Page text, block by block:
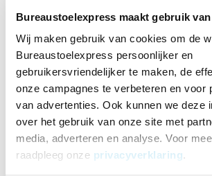
Bureaustoelexpress maakt gebruik
Wij maken gebruik van cookies om de
Bureaustoelexpress persoonlijker en
gebruikersvriendelijker te maken, de
onze campagnes te verbeteren en voor
van advertenties. Ook kunnen we deze
over het gebruik van onze site met
media, adverteren en analyse. Voor
raadpleeg onze privacyverklaring.
In de basis is een akoestische belcel een
afgesloten ruimte die speciaal
dempen. In de praktijk is het veel
moderne technieken voor
video videoconferentie integraties.
van de omgeving buitenom te filteren
stille privé omgeving en een rustige